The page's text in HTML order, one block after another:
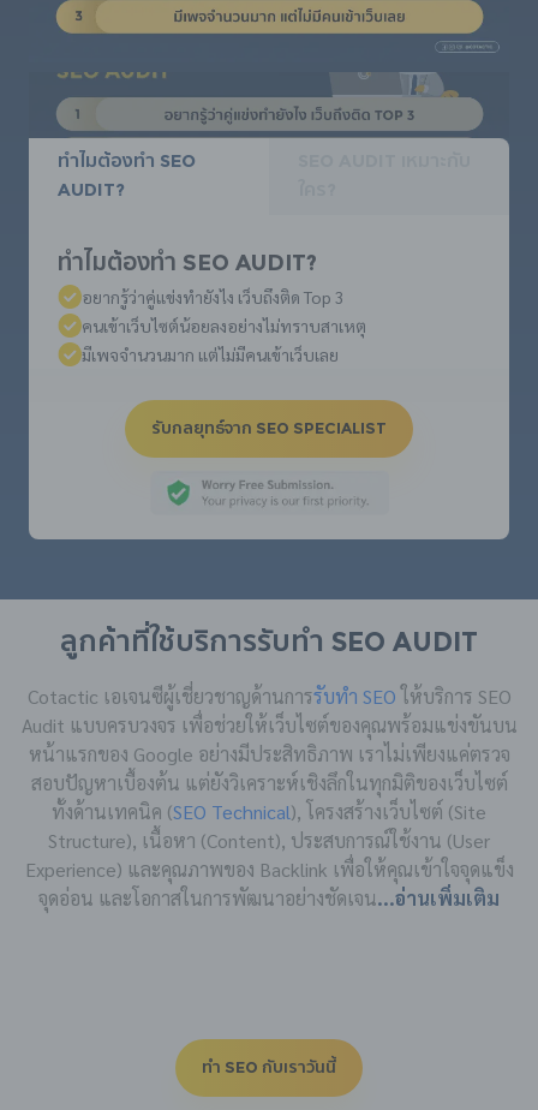
ทำไมต้องทำ SEO
Audit?
ทำไมต้องทำ SEO Audit?
อยากรู้ว่าคู่แข่งทำยังไง เว็บถึงติด Top 3
คนเข้าเว็บไซต์น้อยลงอย่างไม่ทราบสาเหตุ
มีเพจจำนวนมาก แต่ไม่มีคนเข้าเว็บเลย
รับกลยุทธ์จาก SEO SPECIALIST
ลูกค้าที่ใช้บริการรับทำ SEO AUDIT
Cotactic เอเจนซีผู้เชี่ยวชาญด้านการรับทำ SEOให้บริการ SEO
Audit แบบครบวงจร เพื่อช่วยให้เว็บไซต์ของคุณพร้อมแข่งขันบน
หน้าแรกของ Google อย่างมีประสิทธิภาพ เราไม่เพียงแค่ตรวจ
สอบปัญหาเบื้องต้น แต่ยังวิเคราะห์เชิงลึกในทุกมิติของเว็บไซต์
ทั้งด้านเทคนิค (SEO Technical), โครงสร้างเว็บไซต์ (Site
Structure), เนื้อหา (Content), ประสบการณ์ใช้งาน (User
Experience) และคุณภาพของ Backlink เพื่อให้คุณเข้าใจจุดแข็ง
จุดอ่อน และโอกาสในการพัฒนาอย่างชัดเจน...อ่านเพิ่มเติม
ทำ SEO กับเราวันนี้